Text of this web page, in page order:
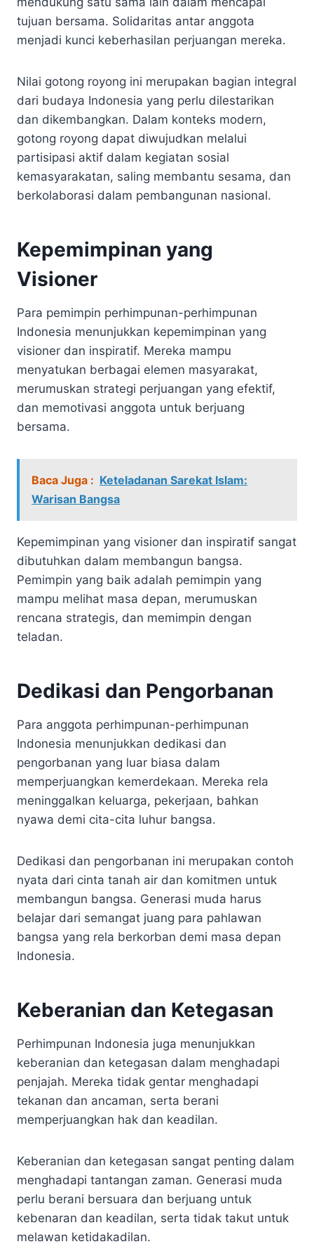
tujuan bersama. Solidaritas antar anggota
menjadi kunci keberhasilan perjuangan mereka.
Nilai gotong royong ini merupakan bagian integral
dari budaya Indonesia yang perlu dilestarikan
dan dikembangkan. Dalam konteks modern,
gotong royong dapat diwujudkan melalui
partisipasi aktif dalam kegiatan sosial
kemasyarakatan, saling membantu sesama, dan
berkolaborasi dalam pembangunan nasional.
Kepemimpinan yang
Visioner
Para pemimpin perhimpunan-perhimpunan
Indonesia menunjukkan kepemimpinan yang
visioner dan inspiratif. Mereka mampu
menyatukan berbagai elemen masyarakat,
merumuskan strategi perjuangan yang efektif,
dan memotivasi anggota untuk berjuang
bersama.
Baca Juga : Keteladanan Sarekat Islam:
Warisan Bangsa
Kepemimpinan yang visioner dan inspiratif sangat
dibutuhkan dalam membangun bangsa.
Pemimpin yang baik adalah pemimpin yang
mampu melihat masa depan, merumuskan
rencana strategis, dan memimpin dengan
teladan.
Dedikasi dan Pengorbanan
Para anggota perhimpunan-perhimpunan
Indonesia menunjukkan dedikasi dan
pengorbanan yang luar biasa dalam
memperjuangkan kemerdekaan. Mereka rela
meninggalkan keluarga, pekerjaan, bahkan
nyawa demi cita-cita luhur bangsa.
Dedikasi dan pengorbanan ini merupakan contoh
nyata dari cinta tanah air dan komitmen untuk
membangun bangsa. Generasi muda harus
belajar dari semangat juang para pahlawan
bangsa yang rela berkorban demi masa depan
Indonesia.
Keberanian dan Ketegasan
Perhimpunan Indonesia juga menunjukkan
keberanian dan ketegasan dalam menghadapi
penjajah. Mereka tidak gentar menghadapi
tekanan dan ancaman, serta berani
memperjuangkan hak dan keadilan.
Keberanian dan ketegasan sangat penting dalam
menghadapi tantangan zaman. Generasi muda
perlu berani bersuara dan berjuang untuk
kebenaran dan keadilan, serta tidak takut untuk
melawan ketidakadilan.